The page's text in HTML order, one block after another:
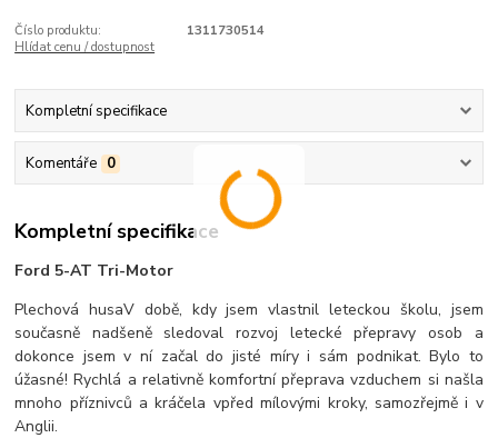
Číslo produktu:
1311730514
Hlídat cenu / dostupnost
Kompletní specifikace
Komentáře 0
Kompletní specifikace
Ford 5-AT Tri-Motor
Plechová husaV době, kdy jsem vlastnil leteckou školu, jsem
současně nadšeně sledoval rozvoj letecké přepravy osob a
dokonce jsem v ní začal do jisté míry i sám podnikat. Bylo to
úžasné! Rychlá a relativně komfortní přeprava vzduchem si našla
mnoho příznivců a kráčela vpřed mílovými kroky, samozřejmě i v
Anglii.